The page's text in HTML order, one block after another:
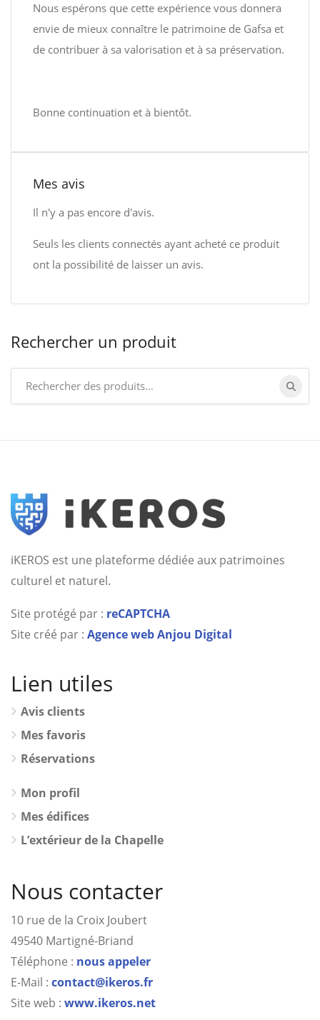
Nous espérons que cette expérience vous donnera
envie de mieux connaître le patrimoine de Gafsa et
de contribuer à sa valorisation et à sa préservation.
Bonne continuation et à bientôt.
Mes avis
Il n'y a pas encore d'avis.
Seuls les clients connectés ayant acheté ce produit
ont la possibilité de laisser un avis.
Rechercher un produit
iKEROS est une plateforme dédiée aux patrimoines
culturel et naturel.
Site protégé par : reCAPTCHA
Site créé par : Agence web Anjou Digital
Lien utiles
Avis clients
Mes favoris
Réservations
Mon profil
Mes édifices
L’extérieur de la Chapelle
Nous contacter
10 rue de la Croix Joubert
49540 Martigné-Briand
Téléphone : nous appeler
E-Mail : contact@ikeros.fr
Site web : www.ikeros.net